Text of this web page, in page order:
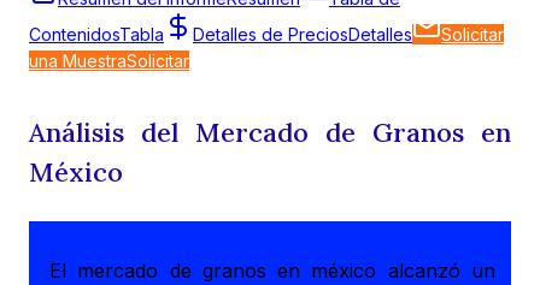
ContenidosTabla Detalles de PreciosDetalles
Solicitar
una MuestraSolicitar
Análisis del Mercado de Granos en
México
El mercado de granos en méxico alcanzó un